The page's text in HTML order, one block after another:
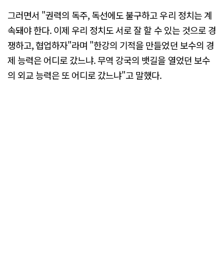
그러면서 "권력의 독주, 독선에도 불구하고 우리 정치는 계
속돼야 한다. 이제 우리 정치도 서로 잘 할 수 있는 것으로 경
쟁하고, 협업하자"라며 "한강의 기적을 만들었던 보수의 경
제 능력은 어디로 갔느냐. 무역 강국의 뱃길을 열었던 보수
의 외교 능력은 또 어디로 갔느냐"고 말했다.